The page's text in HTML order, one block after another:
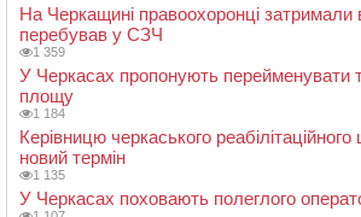
На Черкащині правоохоронці затримали
перебував у СЗЧ
1 359
У Черкасах пропонують перейменувати
площу
1 184
Керівницю черкаського
новий термін
1 135
У Черкасах поховають полеглого